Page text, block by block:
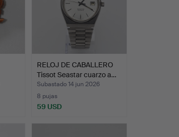
RELOJ DE CABALLERO
Tissot Seastar cuarzo a…
Subastado 14 jun 2026
8 pujas
59 USD